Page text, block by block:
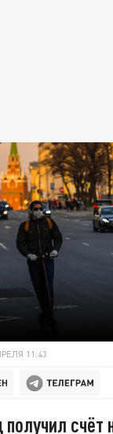
11:43
счёт